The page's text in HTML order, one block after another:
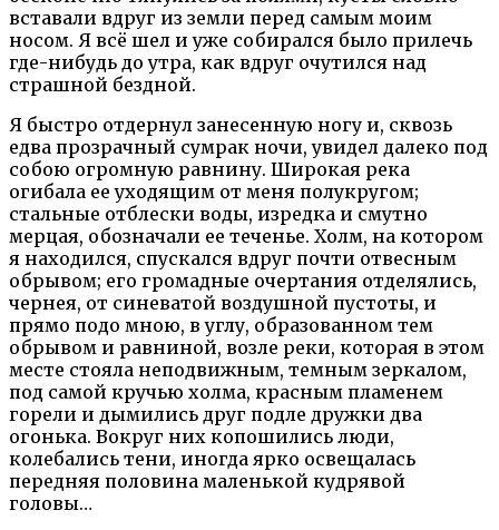
вставали вдруг из земли перед самым моим
носом. Я всё шел и уже собирался было прилечь
где-нибудь до утра, как вдруг очутился над
страшной бездной.
Я быстро отдернул занесенную ногу и, сквозь
едва прозрачный сумрак ночи, увидел далеко под
собою огромную равнину. Широкая река
огибала ее уходящим от меня полукругом;
стальные отблески воды, изредка и смутно
мерцая, обозначали ее теченье. Холм, на котором
я находился, спускался вдруг почти отвесным
обрывом; его громадные очертания отделялись,
чернея, от синеватой воздушной пустоты, и
прямо подо мною, в углу, образованном тем
обрывом и равниной, возле реки, которая в этом
месте стояла неподвижным, темным зеркалом,
под самой кручью холма, красным пламенем
горели и дымились друг подле дружки два
огонька. Вокруг них копошились люди,
колебались тени, иногда ярко освещалась
передняя половина маленькой кудрявой
головы…